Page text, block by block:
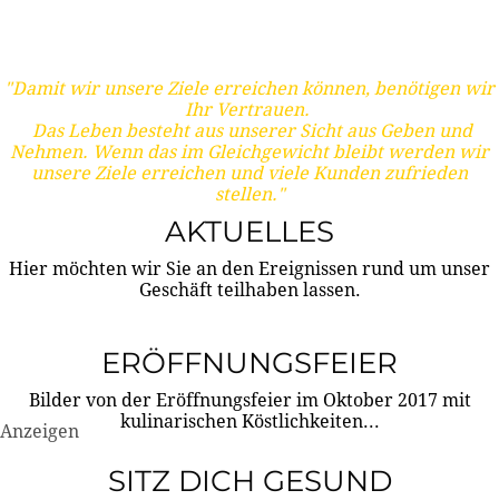
"Damit wir unsere Ziele erreichen können, benötigen wir
Ihr Vertrauen.
Das Leben besteht aus unserer Sicht aus Geben und
Nehmen. Wenn das im Gleichgewicht bleibt werden wir
unsere Ziele erreichen und viele Kunden zufrieden
stellen."
AKTUELLES
Hier möchten wir Sie an den Ereignissen rund um unser
Geschäft teilhaben lassen.
ERÖFFNUNGSFEIER
Bilder von der Eröffnungsfeier im Oktober 2017 mit
kulinarischen Köstlichkeiten...
Anzeigen
SITZ DICH GESUND